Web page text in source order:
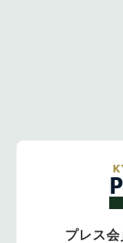
プレス